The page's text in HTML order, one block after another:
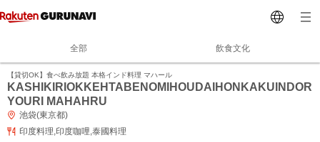
全部 飲食文化
【貸切OK】食べ飲み放題 本格インド料理 マハール
KASHIKIRIOKKEHTABENOMIHOUDAIHONKAKUINDOR
YOURI MAHAHRU
池袋(東京都)
印度料理,印度咖哩,泰國料理